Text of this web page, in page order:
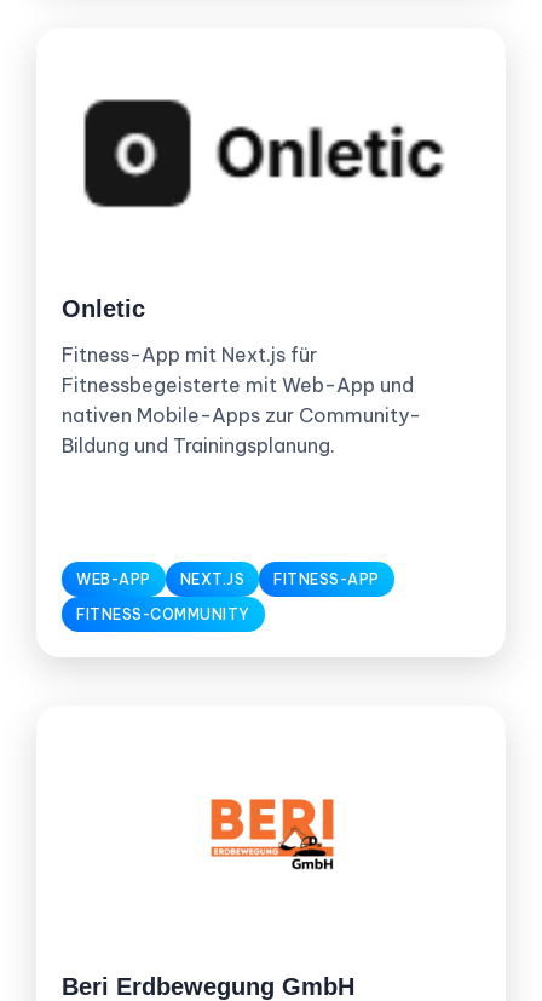
Onletic
Fitness-App mit Next.js für
Fitnessbegeisterte mit Web-App und
nativen Mobile-Apps zur Community-
Bildung und Trainingsplanung.
WEB-APP NEXT.JS
FITNESS-APP
FITNESS-COMMUNITY
Beri Erdbewegung GmbH